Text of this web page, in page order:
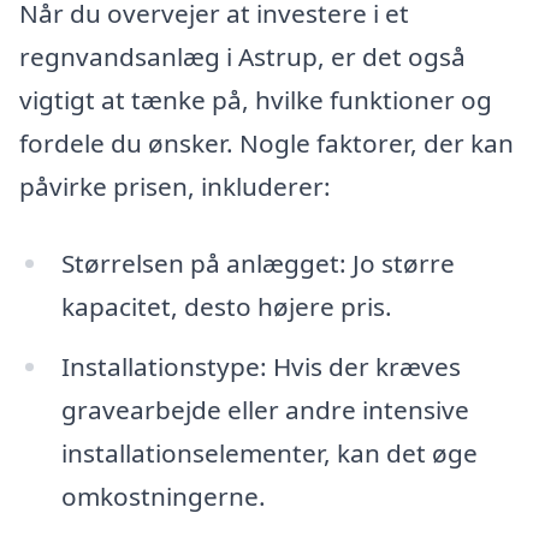
Når du overvejer at investere i et
regnvandsanlæg i Astrup, er det også
vigtigt at tænke på, hvilke funktioner og
fordele du ønsker. Nogle faktorer, der kan
påvirke prisen, inkluderer:
Størrelsen på anlægget: Jo større
kapacitet, desto højere pris.
Installationstype: Hvis der kræves
gravearbejde eller andre intensive
installationselementer, kan det øge
omkostningerne.